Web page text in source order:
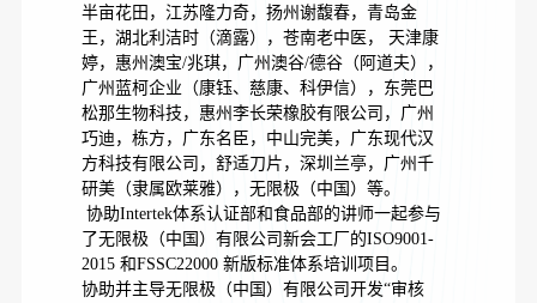
半亩花田，江苏隆力奇，扬州谢馥春，青岛金
王，湖北利洁时（滴露），苍南老中医， 天津康
婷，惠州澳宝/兆琪，广州澳谷/德谷（阿道夫），
广州蓝柯企业（康钰、慈康、科伊信），东莞巴
松那生物科技，惠州李长荣橡胶有限公司，广州
巧迪，栋方，广东名臣，中山完美，广东现代汉
方科技有限公司，舒适刀片，深圳兰亭，广州千
研美（隶属欧莱雅），无限极（中国）等。
协助Intertek体系认证部和食品部的讲师一起参与
了无限极（中国）有限公司新会工厂的ISO9001-
2015 和FSSC22000 新版标准体系培训项目。
协助并主导无限极（中国）有限公司开发“审核